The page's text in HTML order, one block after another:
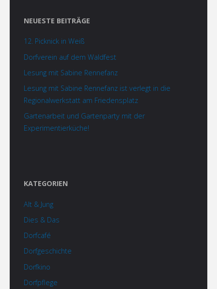
NEUESTE BEITRÄGE
12. Picknick in Weiß
Dorfverein auf dem Waldfest
Lesung mit Sabine Rennefanz
Lesung mit Sabine Rennefanz ist verlegt in die
Regionalwerkstatt am Friedensplatz
Gartenarbeit und Gartenparty mit der
Experimentierküche!
KATEGORIEN
Alt & Jung
Dies & Das
Dorfcafé
Dorfgeschichte
Dorfkino
Dorfpflege